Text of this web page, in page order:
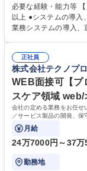
カスタマイズ開発と稼働
が進めている基幹系業
たPKGシステムをガ
きます。■作業におい
ームで対応を行いますの
★WEB面接可[アプリ
DXを推進
必要な経験・能力等
以上 ●システムの導入、運用保守の実務経験があること 【歓迎】●自治体
業務システムの導入、運用保守の経験 《ポ
につながります。■ま
当する業務外でも組織
トもあり、スキルアップも可能です。 学歴
短大 専修学校 高校 語
正社員
株式会社テクノプ
WEB面接可【プ
スケア領域
会社の定める業務をお任せ
／サービス製品の開発、
内容の変更の範囲)当社業務
月給
24万7000円～37万
勤務地